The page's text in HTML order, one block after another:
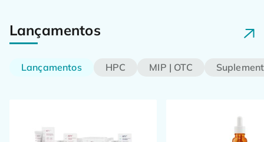
Lançamentos
Lançamentos HPC MIP | OTC